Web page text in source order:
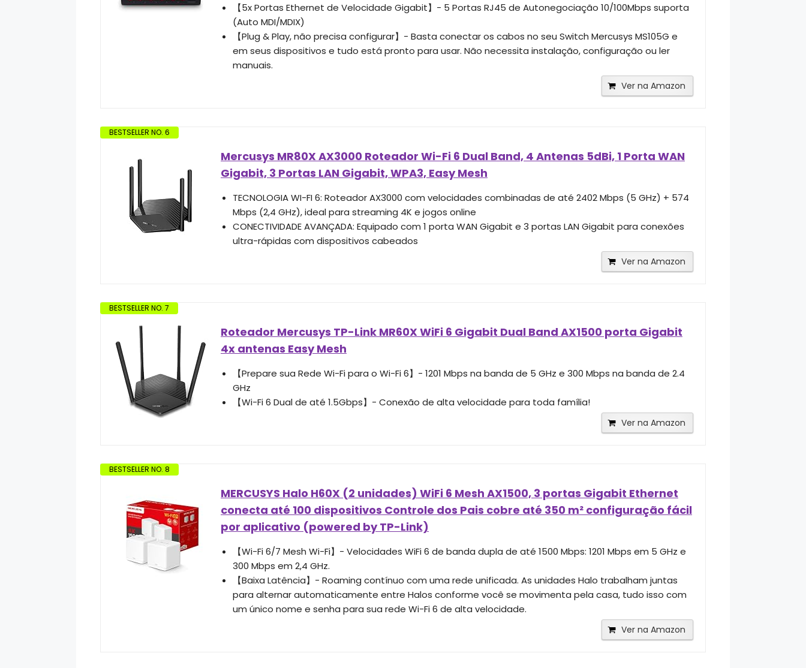
【5x Portas Ethernet de Velocidade Gigabit】- 5 Portas RJ45 de Autonegociação 10/100Mbps suporta
(Auto MDI/MDIX)
【Plug & Play, não precisa configurar】- Basta conectar os cabos no seu Switch Mercusys MS105G e
em seus dispositivos e tudo está pronto para usar. Não necessita instalação, configuração ou ler
manuais.
Ver na Amazon
BESTSELLER NO. 6
Mercusys MR80X AX3000 Roteador Wi-Fi 6 Dual Band, 4 Antenas 5dBi, 1 Porta WAN
Gigabit, 3 Portas LAN Gigabit, WPA3, Easy Mesh
TECNOLOGIA WI-FI 6: Roteador AX3000 com velocidades combinadas de até 2402 Mbps (5 GHz) + 574
Mbps (2,4 GHz), ideal para streaming 4K e jogos online
CONECTIVIDADE AVANÇADA: Equipado com 1 porta WAN Gigabit e 3 portas LAN Gigabit para conexões
ultra-rápidas com dispositivos cabeados
Ver na Amazon
BESTSELLER NO. 7
Roteador Mercusys TP-Link MR60X WiFi 6 Gigabit Dual Band AX1500 porta Gigabit
4x antenas Easy Mesh
【Prepare sua Rede Wi-Fi para o Wi-Fi 6】- 1201 Mbps na banda de 5 GHz e 300 Mbps na banda de 2.4
GHz
【Wi-Fi 6 Dual de até 1.5Gbps】- Conexão de alta velocidade para toda família!
Ver na Amazon
BESTSELLER NO. 8
MERCUSYS Halo H60X (2 unidades) WiFi 6 Mesh AX1500, 3 portas Gigabit Ethernet
conecta até 100 dispositivos Controle dos Pais cobre até 350 m² configuração fácil
por aplicativo (powered by TP-Link)
【Wi-Fi 6/7 Mesh Wi-Fi】- Velocidades WiFi 6 de banda dupla de até 1500 Mbps: 1201 Mbps em 5 GHz e
300 Mbps em 2,4 GHz.
【Baixa Latência】- Roaming contínuo com uma rede unificada. As unidades Halo trabalham juntas
para alternar automaticamente entre Halos conforme você se movimenta pela casa, tudo isso com
um único nome e senha para sua rede Wi-Fi 6 de alta velocidade.
Ver na Amazon